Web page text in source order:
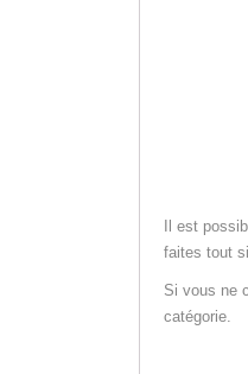
Il est
faites tout
Si vous ne
catégorie.